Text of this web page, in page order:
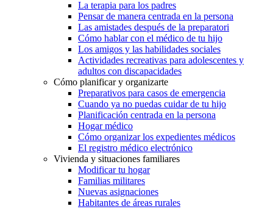
La terapia para los padres
Pensar de manera centrada en la persona
Las amistades después de la preparatori
Cómo hablar con el médico de tu hijo
Los amigos y las habilidades sociales
Actividades recreativas para adolescentes y
adultos con discapacidades
Cómo planificar y organizarte
Preparativos para casos de emergencia
Cuando ya no puedas cuidar de tu hijo
Planificación centrada en la persona
Hogar médico
Cómo organizar los expedientes médicos
El registro médico electrónico
Vivienda y situaciones familiares
Modificar tu hogar
Familias militares
Nuevas asignaciones
Habitantes de áreas rurales